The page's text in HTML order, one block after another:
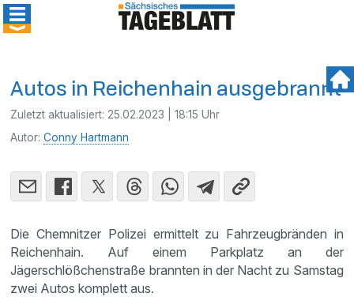
Autos in Reichenhain ausgebrannt
Zuletzt aktualisiert: 25.02.2023 | 18:15 Uhr
Autor:Conny Hartmann
Die Chemnitzer Polizei ermittelt zu Fahrzeugbränden in
Reichenhain. Auf einem Parkplatz an der
Jägerschlößchenstraße brannten in der Nacht zu Samstag
zwei Autos komplett aus.